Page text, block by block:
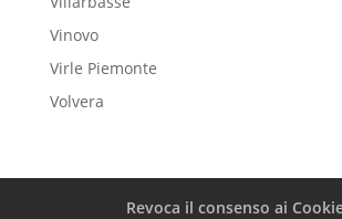
Vinovo
Virle Piemonte
Volvera
Revoca il consenso ai